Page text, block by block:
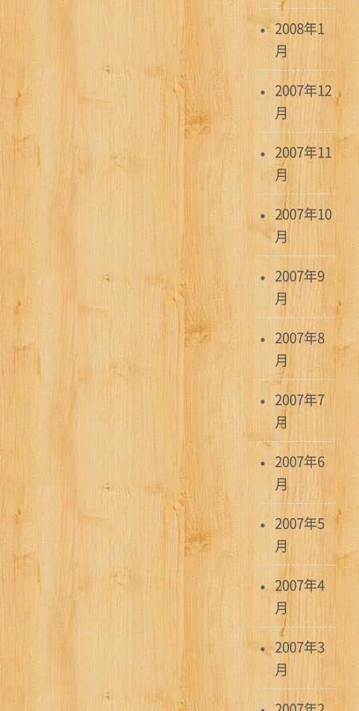
2008年1
月
2007年12
月
2007年11
月
2007年10
月
2007年9
月
2007年8
月
2007年7
月
2007年6
月
2007年5
月
2007年4
月
2007年3
月